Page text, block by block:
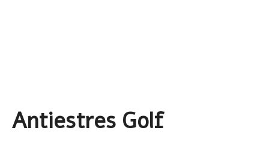
Antiestres Golf